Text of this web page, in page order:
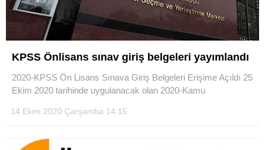
KPSS Önlisans sınav giriş belgeleri yayımlandı
2020-KPSS Ön Lisans Sınava Giriş Belgeleri Erişime Açıldı 25
Ekim 2020 tarihinde uygulanacak olan 2020-Kamu
14 Ekim 2020 Çarşamba 14:15